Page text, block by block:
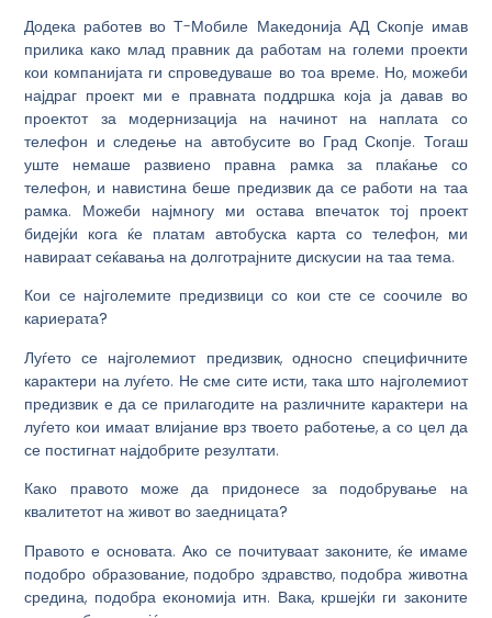
Додека работев во Т-Мобиле Македонија АД Скопје имав
прилика како млад правник да работам на големи проекти
кои компанијата ги спроведуваше во тоа време. Но, можеби
најдраг проект ми е правната поддршка која ја давав во
проектот за модернизација на начинот на наплата со
телефон и следење на автобусите во Град Скопје. Тогаш
уште немаше развиено правна рамка за плаќање со
телефон, и навистина беше предизвик да се работи на таа
рамка. Можеби најмногу ми остава впечаток тој проект
бидејќи кога ќе платам автобуска карта со телефон, ми
навираат сеќавања на долготрајните дискусии на таа тема.
Кои се најголемите предизвици со кои сте се соочиле во
кариерата?
Луѓето се најголемиот предизвик, односно специфичните
карактери на луѓето. Не сме сите исти, така што најголемиот
предизвик е да се прилагодите на различните карактери на
луѓето кои имаат влијание врз твоето работење, а со цел да
се постигнат најдобрите резултати.
Како правото може да придонесе за подобрување на
квалитетот на живот во заедницата?
Правото е основата. Ако се почитуваат законите, ќе имаме
подобро образование, подобро здравство, подобра животна
средина, подобра економија итн. Вака, кршејќи ги законите